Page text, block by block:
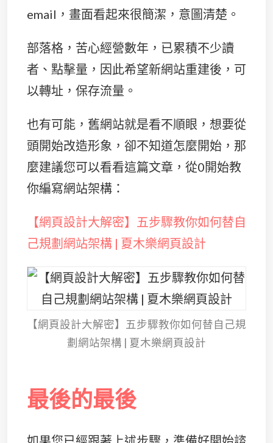
email，畫面看起來很簡潔，意圖清楚。
部落格，苦心經營數年，已累積不少讀
者、點擊量，因此希望新網站重建後，可
以轉址，保存流量。
也有可能，舊網站就是看不順眼，想要從
頭開始改造形象，卻不知道怎麼開始，那
麼建議您可以看看這篇文章，從0開始教
你編寫網站架構：
【網頁設計大解密】五步驟教你如何替自
己規劃網站架構 | 夏木樂網頁設計
【網頁設計大解密】五步驟教你如何替自己規
劃網站架構 | 夏木樂網頁設計
最後的最後